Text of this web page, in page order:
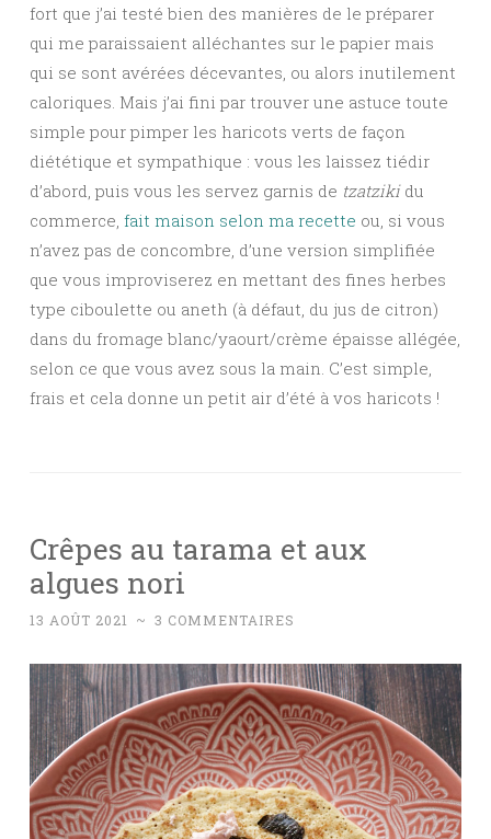
fort que j’ai testé bien des manières de le préparer
qui me paraissaient alléchantes sur le papier mais
qui se sont avérées décevantes, ou alors inutilement
caloriques. Mais j’ai fini par trouver une astuce toute
simple pour pimper les haricots verts de façon
diététique et sympathique : vous les laissez tiédir
d’abord, puis vous les servez garnis de tzatziki du
commerce, fait maison selon ma recette ou, si vous
n’avez pas de concombre, d’une version simplifiée
que vous improviserez en mettant des fines herbes
type ciboulette ou aneth (à défaut, du jus de citron)
dans du fromage blanc/yaourt/crème épaisse allégée,
selon ce que vous avez sous la main. C’est simple,
frais et cela donne un petit air d’été à vos haricots !
Crêpes au tarama et aux
algues nori
13 AOÛT 2021 ~ 3 COMMENTAIRES